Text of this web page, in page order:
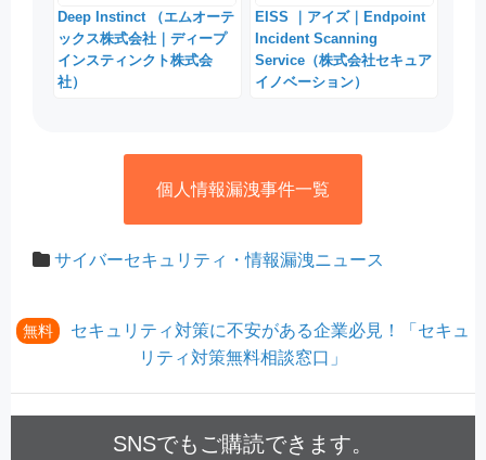
Deep Instinct （エムオーテ
ックス株式会社｜ディープ
インスティンクト株式会
社）
EISS ｜アイズ｜Endpoint
Incident Scanning
Service（株式会社セキュア
イノベーション）
個人情報漏洩事件一覧
サイバーセキュリティ・情報漏洩ニュース
無料
セキュリティ対策に不安がある企業必見！「セキュ
リティ対策無料相談窓口」
SNSでもご購読できます。